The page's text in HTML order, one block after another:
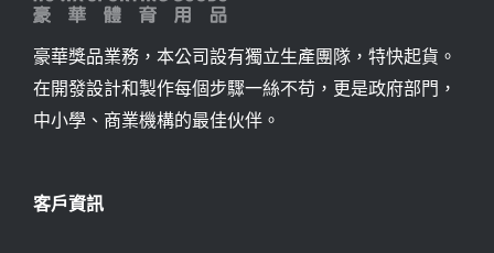
豪華獎品業務，本公司設有獨立生產團隊，特快起貨。
在開發設計和製作每個步驟一絲不苟，更是政府部門，
中小學、商業機構的最佳伙伴。
客戶資訊